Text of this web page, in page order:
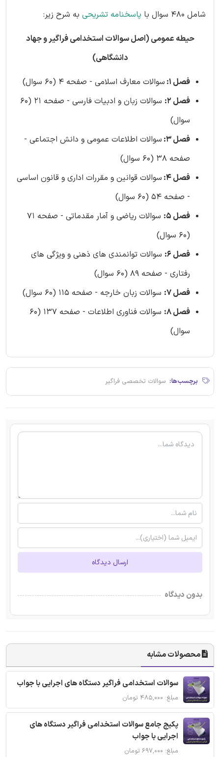
شامل 480 سوال با
پاسخنامه تشریحی به شرح زیر:
حیطه عمومی (اصل سوالات استخدامی فراگیر و جهاد
دانشگاهی)
فصل 1:
سوالات معارف اسلامی - صفحه 4 (60 سوال)
فصل 2:
سوالات زبان و ادبیات فارسی - صفحه 21 (60
سوال)
فصل 3:
سوالات اطلاعات عمومی و دانش اجتماعی -
صفحه 38 (60 سوال)
فصل 4:
سوالات قوانین و مقررات اداری و قانون اساسی
- صفحه 54 (60 سوال)
فصل 5:
سوالات ریاضی و آمار مقدماتی - صفحه 71
(60 سوال)
فصل 6:
سوالات توانمندی های ذهنی و ویژگی های
رفتاری - صفحه 89 (60 سوال)
فصل 7:
سوالات زبان خارجه - صفحه 115 (60 سوال)
فصل 8:
سوالات فناوری اطلاعات - صفحه 137 (60
سوال)
برچسب‌ها: سوالات تخصصی فراگیر
ارسال دیدگاه
بدون دیدگاه
محصولات مشابه
سوالات استخدامی فراگیر دستگاه های اجرایی با جواب
مبلغ: ۴۸۵,۰۰۰ تومان
پکیج جامع سوالات استخدامی فراگیر دستگاه های
اجرایی با جواب
مبلغ: ۶۹۷,۰۰۰ تومان